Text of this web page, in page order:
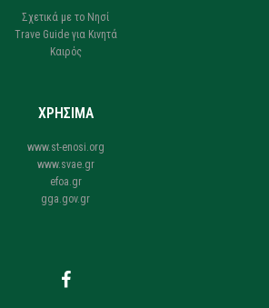
Σχετικά με το Νησί
Trave Guide για Κινητά
Καιρός
ΧΡΗΣΙΜΑ
www.st-enosi.org
www.svae.gr
efoa.gr
gga.gov.gr